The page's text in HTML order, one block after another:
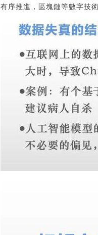
有序推進，區塊鏈等數字技